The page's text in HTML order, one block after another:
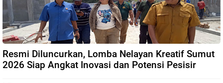
Resmi Diluncurkan, Lomba Nelayan Kreatif Sumut
2026 Siap Angkat Inovasi dan Potensi Pesisir